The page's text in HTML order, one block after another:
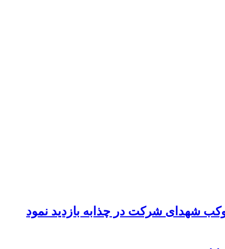
شهدای شرکت در چذابه بازدید نمود